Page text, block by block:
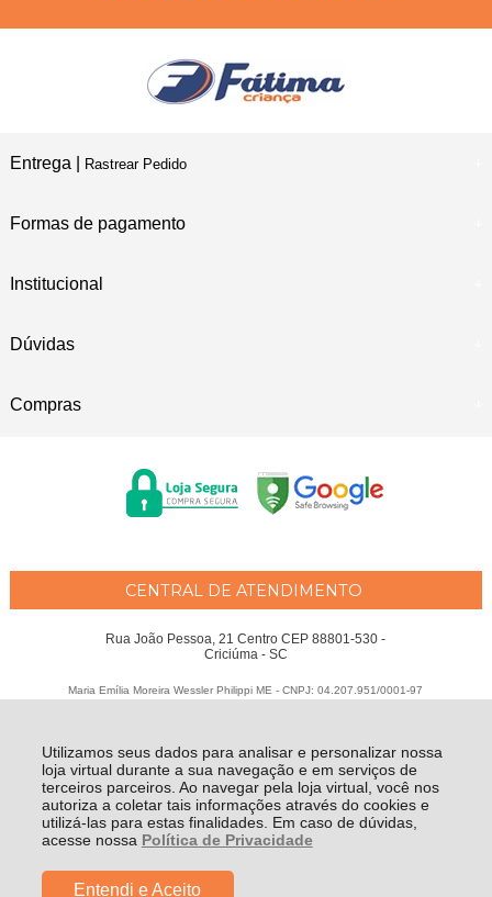
Utilizamos seus dados para analisar e personalizar nossa
loja virtual durante a sua navegação e em serviços de
terceiros parceiros. Ao navegar pela loja virtual, você nos
autoriza a coletar tais informações através do cookies e
utilizá-las para estas finalidades. Em caso de dúvidas,
acesse nossa Política de Privacidade
Entendi e Aceito
Entrega | Rastrear Pedido
Formas de pagamento
Institucional
Dúvidas
Compras
CENTRAL DE ATENDIMENTO
Rua João Pessoa, 21 Centro CEP 88801-530 -
Criciúma - SC
Maria Emília Moreira Wessler Philippi ME - CNPJ: 04.207.951/0001-97